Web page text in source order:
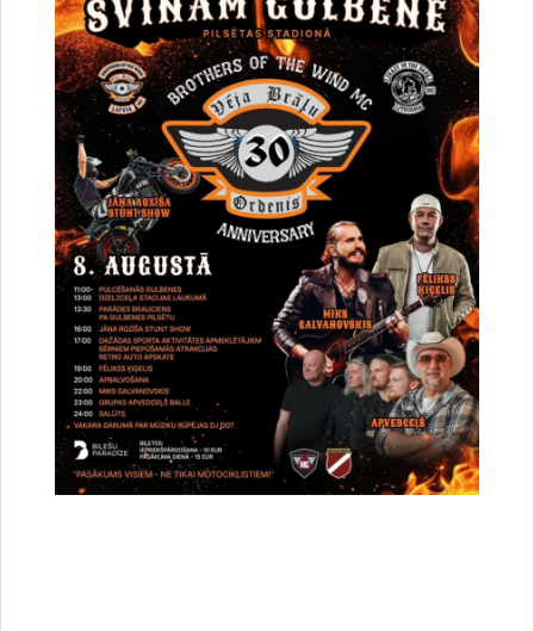
Saistītas tēmas
Notikumi: Izstāde
Drukāt lapu
Dalīties